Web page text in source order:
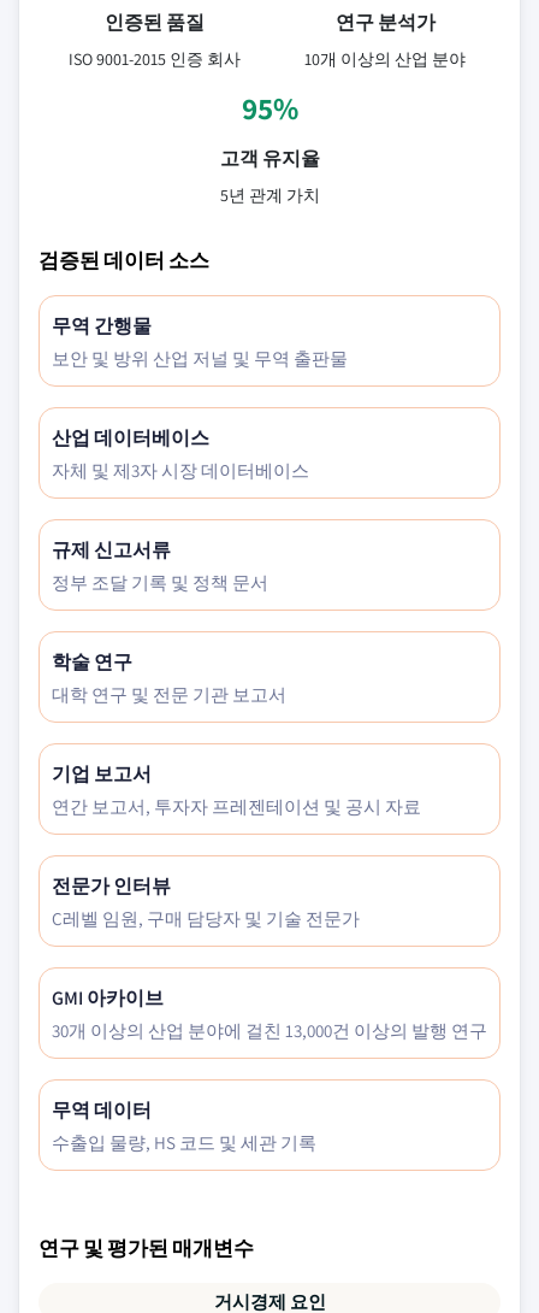
인증된 품질
ISO 9001-2015 인증 회사
연구 분석가
10개 이상의 산업 분야
95%
고객 유지율
5년 관계 가치
검증된 데이터 소스
무역 간행물
보안 및 방위 산업 저널 및 무역 출판물
산업 데이터베이스
자체 및 제3자 시장 데이터베이스
규제 신고서류
정부 조달 기록 및 정책 문서
학술 연구
대학 연구 및 전문 기관 보고서
기업 보고서
연간 보고서, 투자자 프레젠테이션 및 공시 자료
전문가 인터뷰
C레벨 임원, 구매 담당자 및 기술 전문가
GMI 아카이브
30개 이상의 산업 분야에 걸친 13,000건 이상의 발행 연구
무역 데이터
수출입 물량, HS 코드 및 세관 기록
연구 및 평가된 매개변수
거시경제 요인